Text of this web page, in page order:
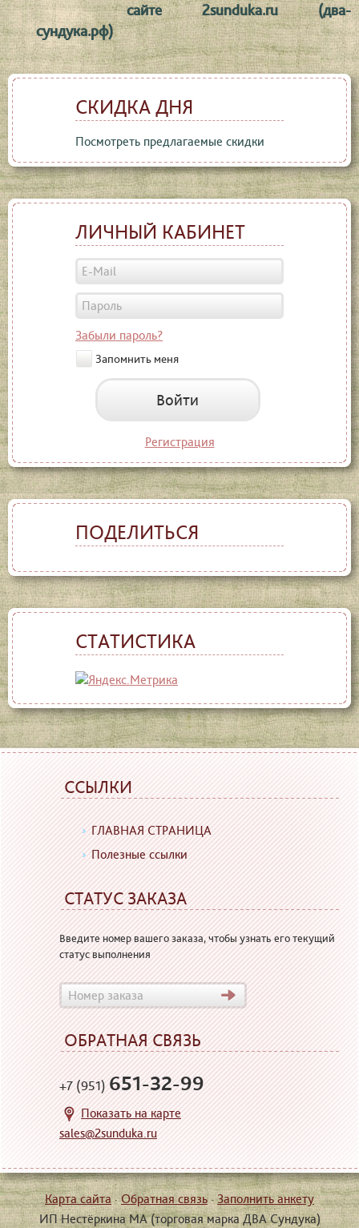
сайте 2sunduka.ru (два-
сундука.рф)
СКИДКА ДНЯ
Посмотреть предлагаемые скидки
ЛИЧНЫЙ КАБИНЕТ
Забыли пароль?
Запомнить меня
Войти
Регистрация
ПОДЕЛИТЬСЯ
СТАТИСТИКА
ССЫЛКИ
ГЛАВНАЯ СТРАНИЦА
Полезные ссылки
СТАТУС ЗАКАЗА
Введите номер вашего заказа, чтобы узнать его текущий
статус выполнения
ОБРАТНАЯ СВЯЗЬ
+7 (951)651-32-99
Показать на карте
sales@2sunduka.ru
Карта сайта·Обратная связь·Заполнить анкету
ИП Нестёркина МА (торговая марка ДВА Сундука)